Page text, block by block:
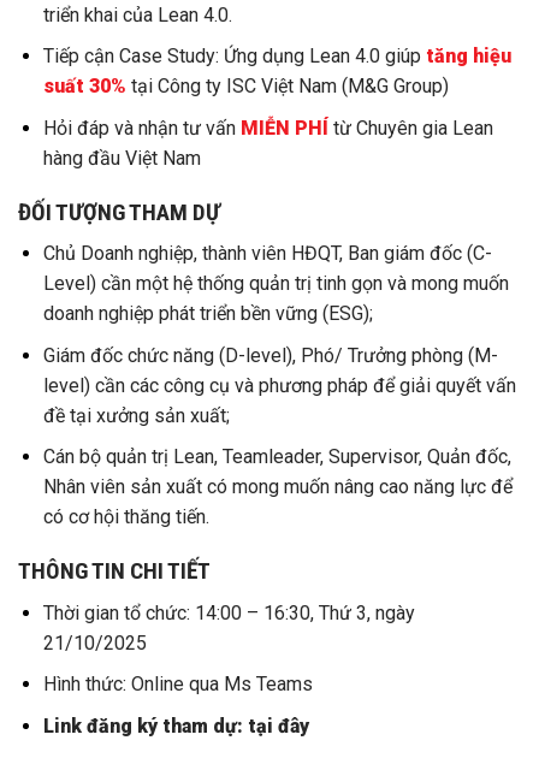
triển khai của Lean 4.0.
Tiếp cận Case Study: Ứng dụng Lean 4.0 giúp tăng hiệu
suất 30% tại Công ty ISC Việt Nam (M&G Group)
Hỏi đáp và nhận tư vấn MIỄN PHÍ từ Chuyên gia Lean
hàng đầu Việt Nam
ĐỐI TƯỢNG THAM DỰ
Chủ Doanh nghiệp, thành viên HĐQT, Ban giám đốc (C-
Level) cần một hệ thống quản trị tinh gọn và mong muốn
doanh nghiệp phát triển bền vững (ESG);
Giám đốc chức năng (D-level), Phó/ Trưởng phòng (M-
level) cần các công cụ và phương pháp để giải quyết vấn
đề tại xưởng sản xuất;
Cán bộ quản trị Lean, Teamleader, Supervisor, Quản đốc,
Nhân viên sản xuất có mong muốn nâng cao năng lực để
có cơ hội thăng tiến.
THÔNG TIN CHI TIẾT
Thời gian tổ chức: 14:00 – 16:30, Thứ 3, ngày
21/10/2025
Hình thức: Online qua Ms Teams
Link đăng ký tham dự: tại đây